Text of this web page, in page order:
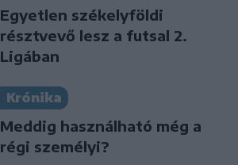
Egyetlen székelyföldi
résztvevő lesz a futsal 2.
Ligában
Krónika
Meddig használható még a
régi személyi?